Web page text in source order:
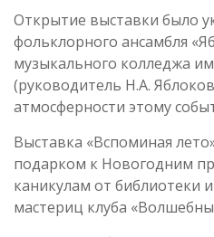
Открытие выставки было
фольклорного ансамбля
музыкального колледжа
(руководитель Н.А.
атмосферности этому
Выставка «Вспоминая
подарком к Новогодним
каникулам от библиотеки
мастериц клуба